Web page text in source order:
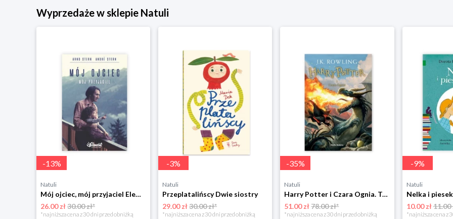
Wyprzedaże w sklepie Natuli
-13%
Natuli
Mój ojciec, mój przyjaciel Element
26.00 zł30.00 zł*
*najniższa cena z 30 dni przed obniżką
-3%
Natuli
Przeplatalińscy Dwie siostry
29.00 zł30.00 zł*
*najniższa cena z 30 dni przed obniżką
-35%
Natuli
Harry Potter i Czara Ognia. Tom 4 Media rodzina
51.00 zł78.00 zł*
*najniższa cena z 30 dni przed obniżką
-9%
Natuli
10.00 zł11.00
*najniższa cena z